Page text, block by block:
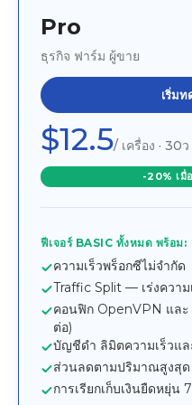
Pro
ธุรกิจ ฟาร์ม ผู้ขาย
เริ่มท
$12.5/ เครื่อง · 30ว
-20% เมื่
ฟีเจอร์ BASIC ทั้งหมด พร้อม:
ความเร็วพร็อกซีไม่จำกัด
Traffic Split — เร่งควา
คอนฟิก OpenVPN และ
ต่อ)
บัญชีดำ ลิมิตความเร็วแ
ส่วนลดตามปริมาณสูงสุด
การเรียกเก็บเงินยืดหยุ่น